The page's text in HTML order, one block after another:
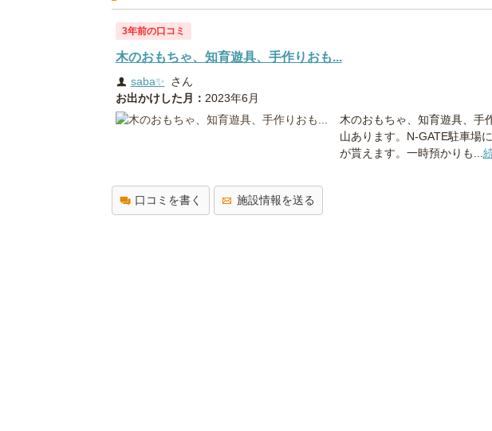
3年前の口コミ
木のおもちゃ、知育遊具、手作りおも...
saba✨ さん
お出かけした月： 2023年6月
木のおもちゃ、知育遊具、手
山あります。N-GATE駐車場
が貰えます。一時預かりも...
口コミを書く 施設情報を送る